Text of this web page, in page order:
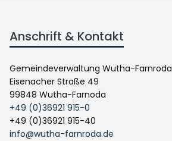
Anschrift & Kontakt
Gemeindeverwaltung Wutha-Farnroda
Eisenacher Straße 49
99848 Wutha-Farnoda
+49 (0)36921 915-0
+49 (0)36921 915-40
info@wutha-farnroda.de